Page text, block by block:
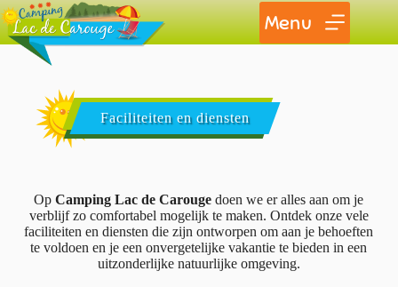
Menu
Faciliteiten en diensten
OpCamping Lac de Carouge doen we er alles aan om je
verblijf zo comfortabel mogelijk te maken. Ontdek onze vele
faciliteiten en diensten die zijn ontworpen om aan je behoeften
te voldoen en je een onvergetelijke vakantie te bieden in een
uitzonderlijke natuurlijke omgeving.